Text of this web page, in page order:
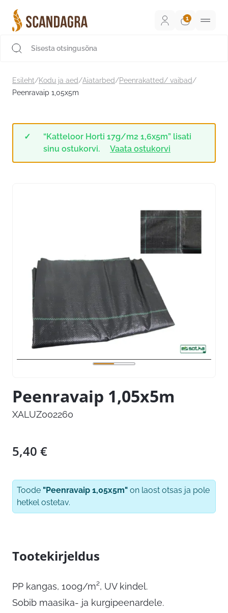
sisu
juurde
Esileht/Kodu ja aed/Aiatarbed/Peenrakatted/ vaibad/
Peenravaip 1,05x5m
“Katteloor Horti 17g/m2 1,6x5m” lisati
sinu ostukorvi.
Vaata ostukorvi
Peenravaip 1,05x5m
XALUZ002260
5,40 €
Toode "Peenravaip 1,05x5m" on laost otsas ja pole
hetkel ostetav.
Tootekirjeldus
PP kangas, 100g/m², UV kindel.
Sobib maasika- ja kurgipeenardele.